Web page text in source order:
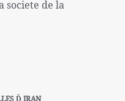
societe de la